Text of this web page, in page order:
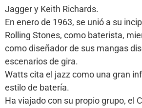
Jagger y Keith Richards.
En enero de 1963, se unió a su
Rolling Stones, como baterista,
como diseñador de sus mangas
escenarios de gira.
Watts cita el jazz como una gran
estilo de batería.
Ha viajado con su propio grupo, el